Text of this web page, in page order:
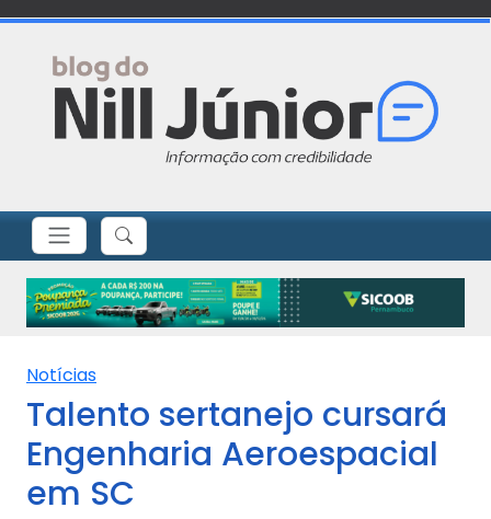
Notícias
Talento sertanejo cursará
Engenharia Aeroespacial
em SC